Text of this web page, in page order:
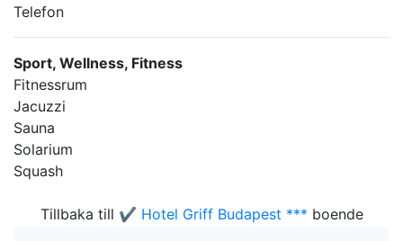
Telefon
Sport, Wellness, Fitness
Fitnessrum
Jacuzzi
Sauna
Solarium
Squash
Tillbaka till ✔️ Hotel Griff Budapest *** boende